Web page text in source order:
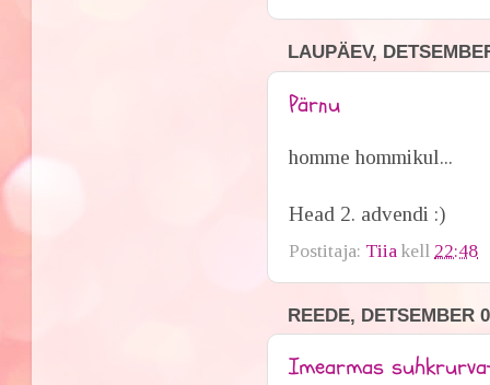
LAUPÄEV,
Pärnu
homme hommikul...
Head 2. advendi :)
Postitaja: Tiia kell 22:48
REEDE, DETSEMBER
Imearmas